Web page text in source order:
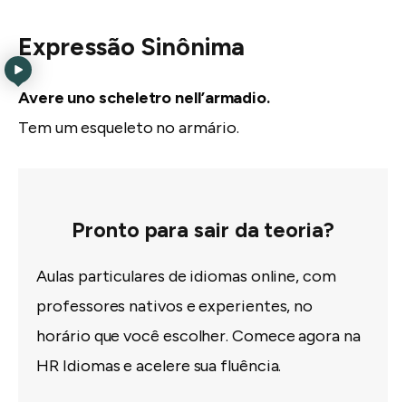
Expressão Sinônima
Avere uno scheletro nell’armadio.
Tem um esqueleto no armário.
Pronto para sair da teoria?
Aulas particulares de idiomas online, com
professores nativos e experientes, no
horário que você escolher. Comece agora na
HR Idiomas e acelere sua fluência.